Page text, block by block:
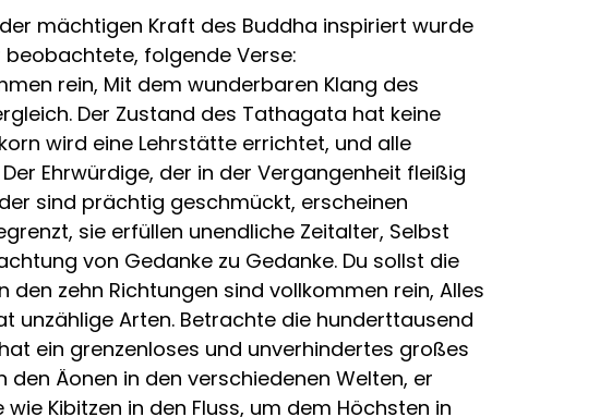
mächtigen Kraft des Buddha inspiriert wurde
folgende Verse:
rein, Mit dem wunderbaren Klang des
Der Zustand des Tathagata hat keine
wird eine Lehrstätte errichtet, und alle
Ehrwürdige, der in der Vergangenheit fleißig
sind prächtig geschmückt, erscheinen
sie erfüllen unendliche Zeitalter, Selbst
von Gedanke zu Gedanke. Du sollst die
zehn Richtungen sind vollkommen rein, Alles
unzählige Arten. Betrachte die hunderttausend
ein grenzenloses und unverhindertes großes
Äonen in den verschiedenen Welten, er
Kibitzen in den Fluss, um dem Höchsten in